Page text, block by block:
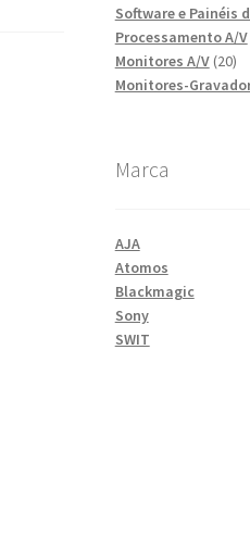
produtos
Software e Painéis
Processamento A/V
Monitores A/V 2020
Monitores-
Marca
AJA
Atomos
Blackmagic
Sony
SWIT